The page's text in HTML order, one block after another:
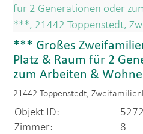
*** Großes
Platz & Raum für 2
zum Arbeiten &
21442 Toppenstedt,
Objekt ID:
Zimmer:
8